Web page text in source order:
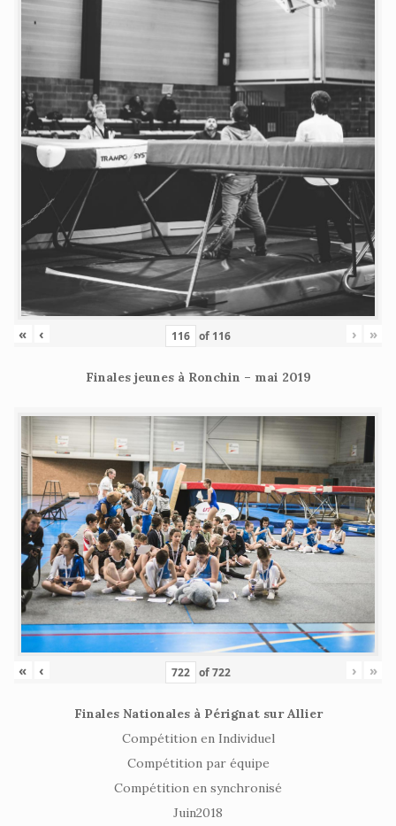
« ‹ of 116 › »
Finales jeunes à Ronchin – mai 2019
« ‹ of722 › »
Finales Nationales à Pérignat sur Allier
Compétition en Individuel
Compétition par équipe
Compétition en synchronisé
Juin2018